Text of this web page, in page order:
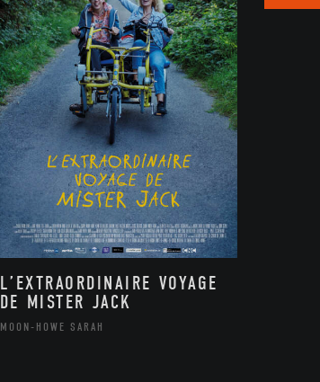
L’EXTRAORDINAIRE VOYAGE
DE MISTER JACK
MOON-HOWE SARAH